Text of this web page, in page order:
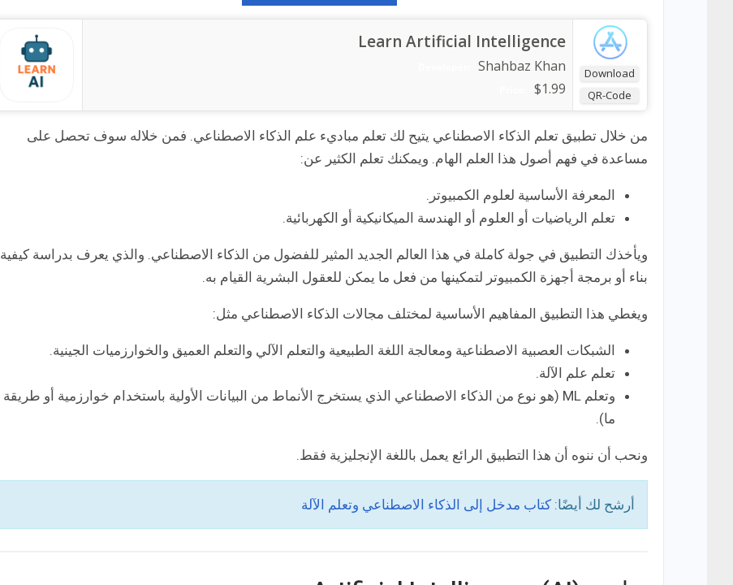
Download
QR-Code
Learn Artificial Intelligence
Shahbaz Khan
$1.99
من خلال تطبيق تعلم الذكاء الاصطناعي يتيح لك تعلم مباديء علم الذكاء الاصطناعي. فمن خلاله سوف تحصل على
مساعدة في فهم أصول هذا العلم الهام. ويمكنك تعلم الكثير عن:
المعرفة الأساسية لعلوم الكمبيوتر.
تعلم الرياضيات أو العلوم أو الهندسة الميكانيكية أو الكهربائية.
ويأخذك التطبيق في جولة كاملة في هذا العالم الجديد المثير للفضول من الذكاء الاصطناعي. والذي يعرف بدراسة كيفية
بناء أو برمجة أجهزة الكمبيوتر لتمكينها من فعل ما يمكن للعقول البشرية القيام به.
ويغطي هذا التطبيق المفاهيم الأساسية لمختلف مجالات الذكاء الاصطناعي مثل:
الشبكات العصبية الاصطناعية ومعالجة اللغة الطبيعية والتعلم الآلي والتعلم العميق والخوارزميات الجينية.
تعلم علم الآلة.
وتعلم ML (هو نوع من الذكاء الاصطناعي الذي يستخرج الأنماط من البيانات الأولية باستخدام خوارزمية أو طريقة
ما).
ونحب أن ننوه أن هذا التطبيق الرائع يعمل باللغة الإنجليزية فقط.
أرشح لك أيضًا: كتاب مدخل إلى الذكاء الاصطناعي وتعلم الآلة